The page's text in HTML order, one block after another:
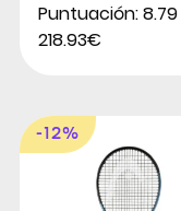
Puntuación: 8.79
218.93€
-12%